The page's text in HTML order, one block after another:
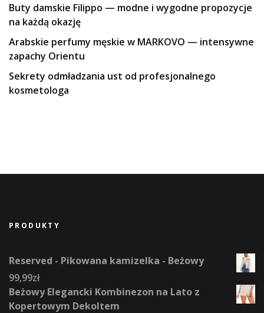
Buty damskie Filippo — modne i wygodne propozycje
na każdą okazję
Arabskie perfumy męskie w MARKOVO — intensywne
zapachy Orientu
Sekrety odmładzania ust od profesjonalnego
kosmetologa
PRODUKTY
Reserved - Pikowana kamizelka - Beżowy
99,99zł
Beżowy Elegancki Kombinezon na Lato z
Kopertowym Dekoltem